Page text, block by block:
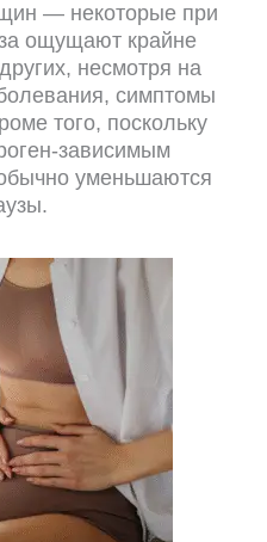
— некоторые при
ощущают крайне
несмотря на
симптомы
того, поскольку
зависимым
уменьшаются